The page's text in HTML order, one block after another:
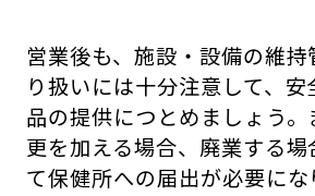
営業後も、施設・設備の維
り扱いには十分注意して、
品の提供につとめましょう
更を加える場合、廃業する
て保健所への届出が必要にな